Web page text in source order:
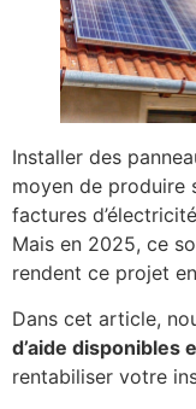
Installer des
moyen de produire
factures
Mais en 2025, ce
rendent ce projet
Dans cet article,
d’aide disponibles
rentabiliser votre